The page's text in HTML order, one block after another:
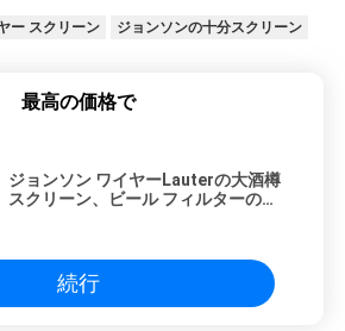
ー スクリーン ジョンソンの十分スクリーン
最高の価格で
ジョンソン ワイヤーLauterの大酒樽
スクリーン、ビール フィルターのた
続行